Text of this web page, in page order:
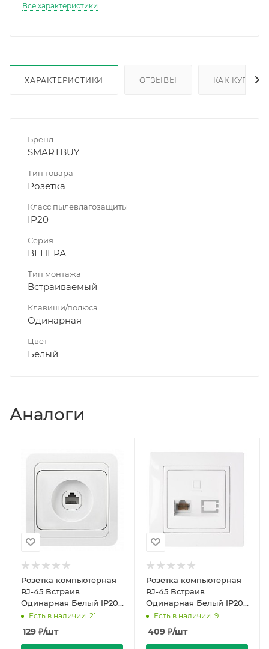
Все характеристики
ХАРАКТЕРИСТИКИ ОТЗЫВЫ КАК КУПИТЬ
Бренд
SMARTBUY
Тип товара
Розетка
Класс пылевлагозащиты
IP20
Серия
ВЕНЕРА
Тип монтажа
Встраиваемый
Клавиши/полюса
Одинарная
Цвет
Белый
Аналоги
Розетка компьютерная
RJ-45 Встраив
Одинарная Белый IP20
МАРС SMARTBUY
Есть в наличии: 21
129 ₽/шт
Розетка компьютерная
RJ-45 Встраив
Одинарная Белый IP20
РК18-012 Уют Bylectrica
Есть в наличии: 9
409 ₽/шт